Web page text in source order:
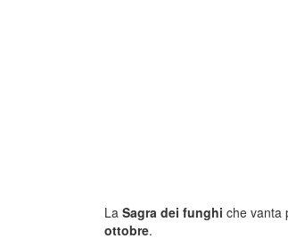
La Sagra dei funghi che vanta
ottobre.